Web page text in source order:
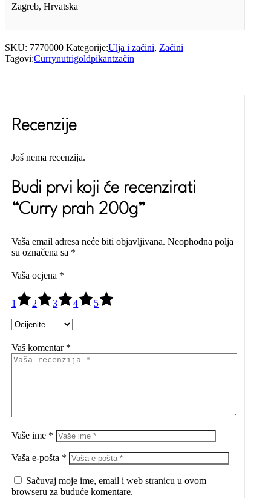
Zagreb, Hrvatska
SKU: 7770000 Kategorije:Ulja i začini, Začini
Tagovi:Currynutrigoldpikantzačin
Recenzije
Još nema recenzija.
Budi prvi koji će recenzirati
“Curry prah 200g”
Vaša email adresa neće biti objavljivana. Neophodna polja
su označena sa *
Vaša ocjena *
1 2 3 4 5
Vaš komentar *
Vaše ime *
Vaša e-pošta *
Sačuvaj moje ime, email i web stranicu u ovom
browseru za buduće komentare.